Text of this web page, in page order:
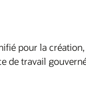
pour la
de travail